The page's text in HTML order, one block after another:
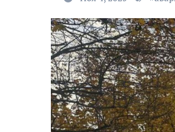
9 Мая —
Победы!